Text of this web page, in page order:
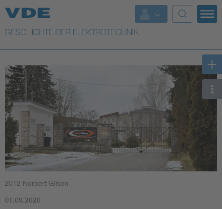
Top Themen
Weitere Themen
2012 Norbert Gilson
01.09.2020